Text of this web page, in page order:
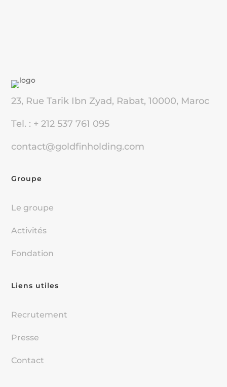
23, Rue Tarik Ibn Zyad, Rabat, 10000, Maroc
Tel. : + 212 537 761 095
contact@goldfinholding.com
Groupe
Le groupe
Activités
Fondation
Liens utiles
Recrutement
Presse
Contact